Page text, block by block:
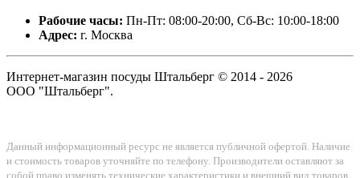
Рабочие часы: Пн-Пт: 08:00-20:00, Сб-Вс: 10:00-18:00
Адрес: г. Москва
Интернет-магазин посуды Штальберг © 2014 - 2026
ООО "Штальберг".
Данный информационный ресурс не является публичной офертой. Наличие
и стоимость товаров уточняйте по телефону. Производители оставляют за
собой право изменять технические характеристики и внешний вид товаров